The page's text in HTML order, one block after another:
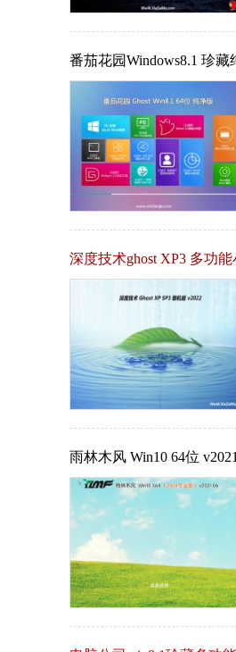
番茄花园Windows8.1 珍藏
深度技术ghost XP3 多功能
雨林木风 Win10 64位